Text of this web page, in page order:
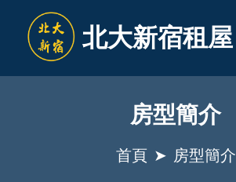
北大新宿租屋
房型簡介
首頁 房型簡介